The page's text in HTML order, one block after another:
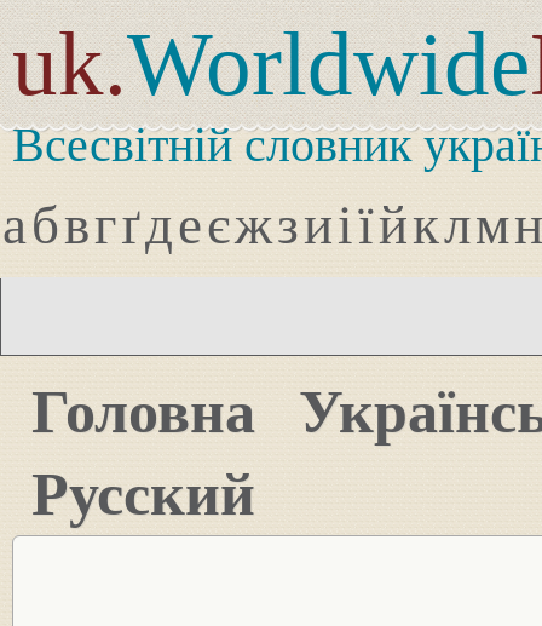
uk.Worldwide
Всесвітній словник
абвгґдеєжзиіїйклмн
Головна
Русский